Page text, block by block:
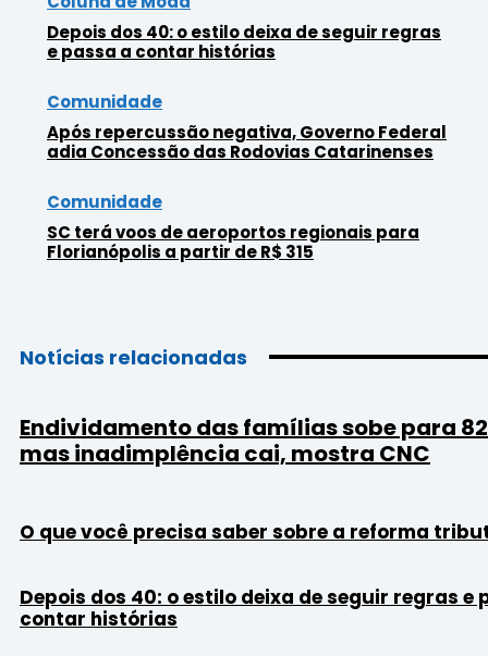
Depois dos 40: o estilo deixa de seguir regras
e passa a contar histórias
Comunidade
Após repercussão negativa, Governo Federal
adia Concessão das Rodovias Catarinenses
Comunidade
SC terá voos de aeroportos regionais para
Florianópolis a partir de R$ 315
Notícias relacionadas
Endividamento das famílias sobe para
mas inadimplência cai, mostra CNC
O que você precisa saber sobre a reforma
Depois dos 40: o estilo deixa de seguir regras e
contar histórias